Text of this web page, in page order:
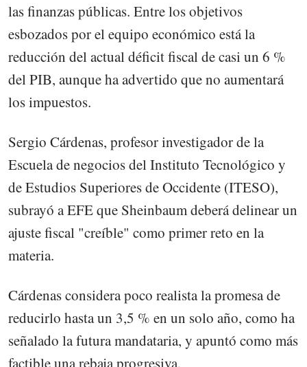
las finanzas públicas. Entre los objetivos
esbozados por el equipo económico está la
reducción del actual déficit fiscal de casi un 6 %
del PIB, aunque ha advertido que no aumentará
los impuestos.
Sergio Cárdenas, profesor investigador de la
Escuela de negocios del Instituto Tecnológico y
de Estudios Superiores de Occidente (ITESO),
subrayó a EFE que Sheinbaum deberá delinear un
ajuste fiscal "creíble" como primer reto en la
materia.
Cárdenas considera poco realista la promesa de
reducirlo hasta un 3,5 % en un solo año, como ha
señalado la futura mandataria, y apuntó como más
factible una rebaja progresiva.